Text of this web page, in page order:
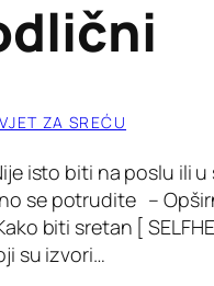
ZA SREĆU
isto biti na poslu ili
se potrudite –
biti sretan [
su izvori…